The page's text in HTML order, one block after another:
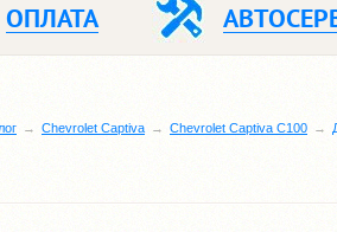
ОПЛАТА
Chevrolet Captiva Chevrolet Captiva C100